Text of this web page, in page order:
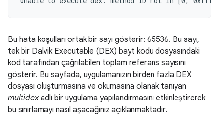
Bu hata koşulları ortak bir sayı gösterir: 65536. Bu sayı,
tek bir Dalvik Executable (DEX) bayt kodu dosyasındaki
kod tarafından çağrılabilen toplam referans sayısını
gösterir. Bu sayfada, uygulamanızın birden fazla DEX
dosyası oluşturmasına ve okumasına olanak tanıyan
multidex adlı bir uygulama yapılandırmasını etkinleştirerek
bu sınırlamayı nasıl aşacağınız açıklanmaktadır.